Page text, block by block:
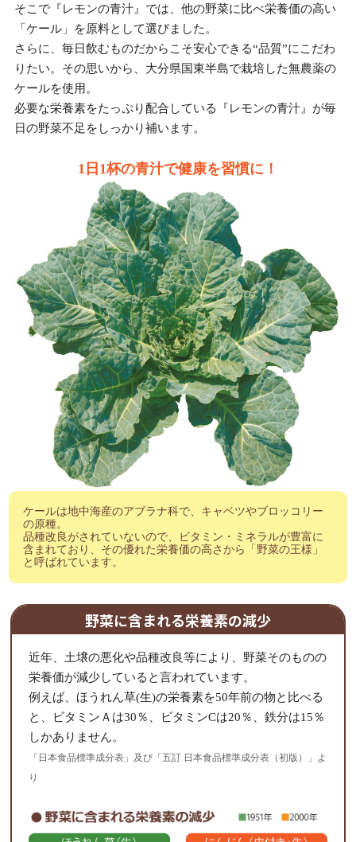
そこで『レモンの青汁』では、他の野菜に比べ栄養価の高い
「ケール」を原料として選びました。
さらに、毎日飲むものだからこそ安心できる“品質”にこだわ
りたい。その思いから、大分県国東半島で栽培した無農薬の
ケールを使用。
必要な栄養素をたっぷり配合している『レモンの青汁』が毎
日の野菜不足をしっかり補います。
1日1杯の青汁で健康を習慣に！
ケールは地中海産のアブラナ科で、キャベツやブロッコリー
の原種。
品種改良がされていないので、ビタミン・ミネラルが豊富に
含まれており、その優れた栄養価の高さから「野菜の王様」
と呼ばれています。
野菜に含まれる栄養素の減少
近年、土壌の悪化や品種改良等により、野菜そのものの
栄養価が減少していると言われています。
例えば、ほうれん草(生)の栄養素を50年前の物と比べる
と、ビタミンＡは30％、ビタミンCは20％、鉄分は15％
しかありません。
「日本食品標準成分表」及び「五訂 日本食品標準成分表（初版）」よ
り